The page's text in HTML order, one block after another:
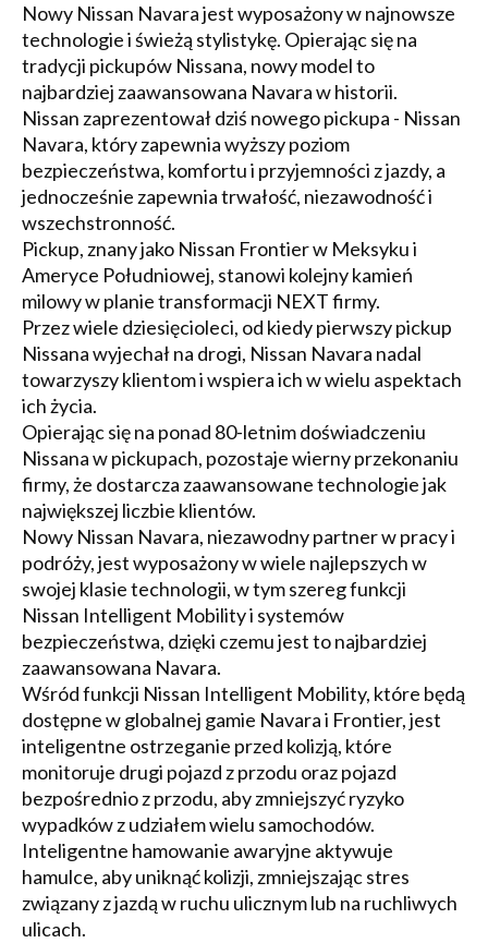
Nowy Nissan Navara jest wyposażony w najnowsze
technologie i świeżą stylistykę. Opierając się na
tradycji pickupów Nissana, nowy model to
najbardziej zaawansowana Navara w historii.
Nissan zaprezentował dziś nowego pickupa - Nissan
Navara, który zapewnia wyższy poziom
bezpieczeństwa, komfortu i przyjemności z jazdy, a
jednocześnie zapewnia trwałość, niezawodność i
wszechstronność.
Pickup, znany jako Nissan Frontier w Meksyku i
Ameryce Południowej, stanowi kolejny kamień
milowy w planie transformacji NEXT firmy.
Przez wiele dziesięcioleci, od kiedy pierwszy pickup
Nissana wyjechał na drogi, Nissan Navara nadal
towarzyszy klientom i wspiera ich w wielu aspektach
ich życia.
Opierając się na ponad 80-letnim doświadczeniu
Nissana w pickupach, pozostaje wierny przekonaniu
firmy, że dostarcza zaawansowane technologie jak
największej liczbie klientów.
Nowy Nissan Navara, niezawodny partner w pracy i
podróży, jest wyposażony w wiele najlepszych w
swojej klasie technologii, w tym szereg funkcji
Nissan Intelligent Mobility i systemów
bezpieczeństwa, dzięki czemu jest to najbardziej
zaawansowana Navara.
Wśród funkcji Nissan Intelligent Mobility, które będą
dostępne w globalnej gamie Navara i Frontier, jest
inteligentne ostrzeganie przed kolizją, które
monitoruje drugi pojazd z przodu oraz pojazd
bezpośrednio z przodu, aby zmniejszyć ryzyko
wypadków z udziałem wielu samochodów.
Inteligentne hamowanie awaryjne aktywuje
hamulce, aby uniknąć kolizji, zmniejszając stres
związany z jazdą w ruchu ulicznym lub na ruchliwych
ulicach.